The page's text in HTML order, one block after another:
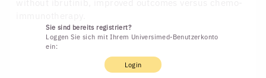
Sie sind bereits registriert?
Loggen Sie sich mit Ihrem Universimed-Benutzerkonto
ein:
Login